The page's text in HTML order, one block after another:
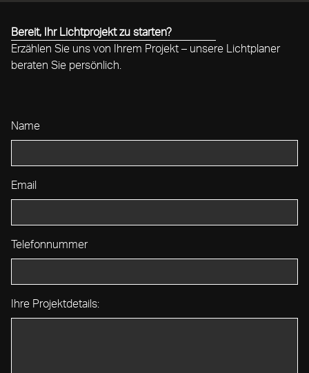
Bereit, Ihr Lichtprojekt zu starten?
Erzählen Sie uns von Ihrem Projekt – unsere Lichtplaner
beraten Sie persönlich.
Name
Email
Telefonnummer
Ihre Projektdetails: